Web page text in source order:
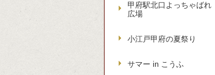
甲府駅北口よっちゃばれ
広場
小江戸甲府の夏祭り
サマー in こうふ